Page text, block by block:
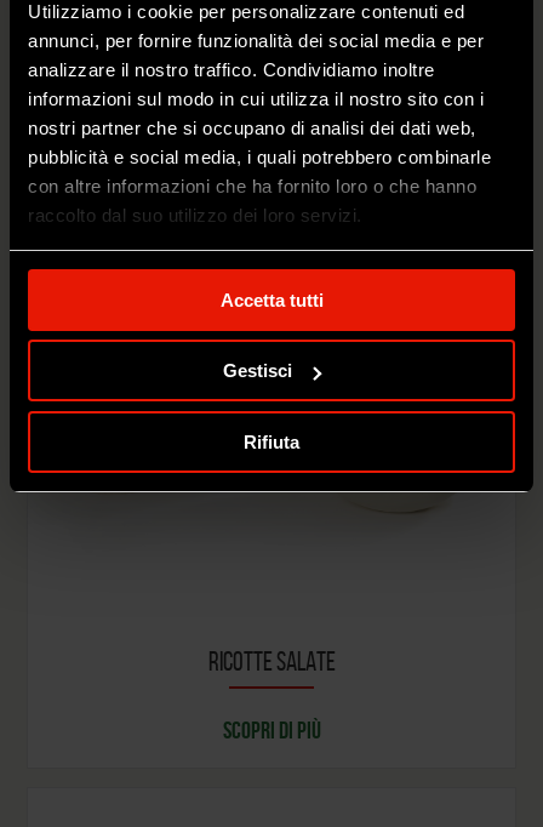
Utilizziamo i cookie per personalizzare contenuti ed
annunci, per fornire funzionalità dei social media e per
analizzare il nostro traffico. Condividiamo inoltre
informazioni sul modo in cui utilizza il nostro sito con i
nostri partner che si occupano di analisi dei dati web,
pubblicità e social media, i quali potrebbero combinarle
con altre informazioni che ha fornito loro o che hanno
raccolto dal suo utilizzo dei loro servizi.
Accetta tutti
Gestisci
Rifiuta
PECORINI FRESCHI
SCOPRI DI PIÙ
RICOTTE SALATE
SCOPRI DI PIÙ